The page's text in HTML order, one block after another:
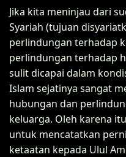
Jika kita meninjau dari
Syariah (tujuan
perlindungan terhadap
perlindungan terhadap
sulit dicapai dalam
Islam sejatinya sangat
hubungan dan
keluarga. Oleh karena
untuk mencatatkan
ketaatan kepada Ulul